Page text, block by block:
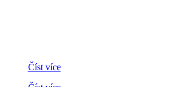
Číst více